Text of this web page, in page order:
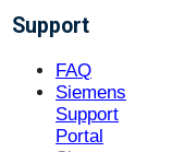
Support
FAQ
Siemens
Support
Portal